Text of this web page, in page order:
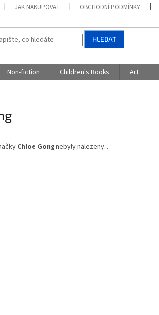
JAK NAKUPOVAT OBCHODNÍ PODMÍNKY
HLEDAT
Non-fiction Children's Books Art
Chloe Gongnebyly nalezeny...